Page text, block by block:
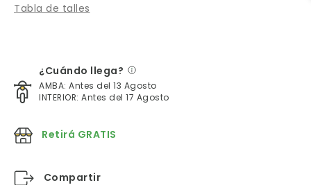
Tabla de talles
¿Cuándo llega?
AMBA: Antes del 13 Agosto
INTERIOR: Antes del 17 Agosto
Retirá GRATIS
Compartir